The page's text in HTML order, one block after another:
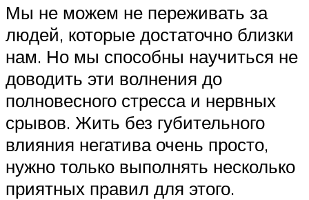
Мы не можем не переживать за
людей, которые достаточно близки
нам. Но мы способны научиться не
доводить эти волнения до
полновесного стресса и нервных
срывов. Жить без губительного
влияния негатива очень просто,
нужно только выполнять несколько
приятных правил для этого.